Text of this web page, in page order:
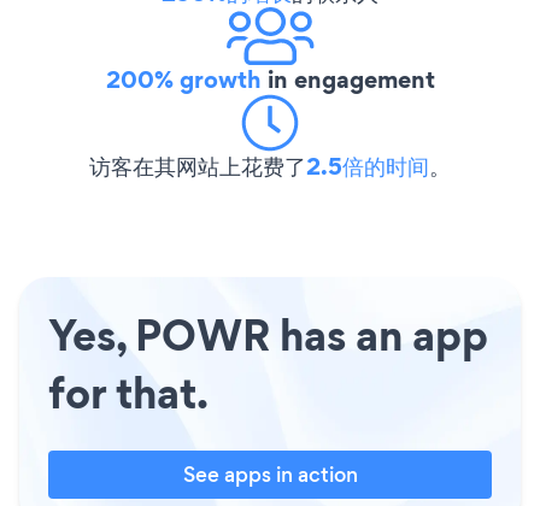
200% growth in engagement
访客在其网站上花费了2.5倍的时间。
Yes, POWR has an app
for that.
See apps in action